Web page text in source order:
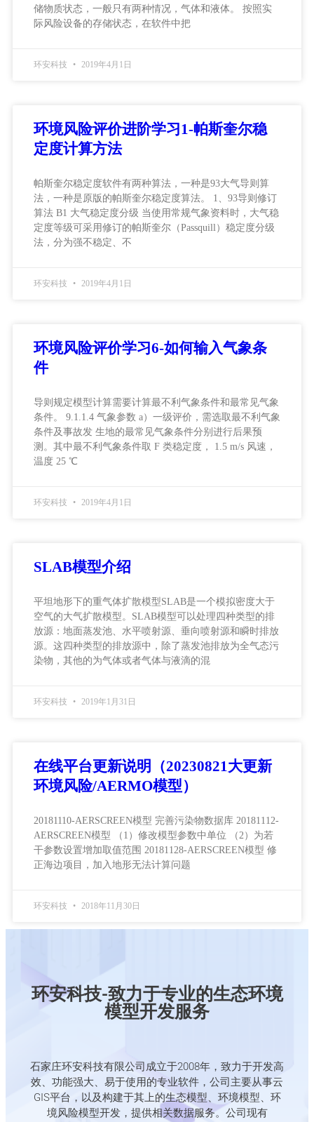
储物质状态，一般只有两种情况，气体和液体。 按照实
际风险设备的存储状态，在软件中把
环安科技 2019年4月1日
环境风险评价进阶学习1-帕斯奎尔稳
定度计算方法
帕斯奎尔稳定度软件有两种算法，一种是93大气导则算
法，一种是原版的帕斯奎尔稳定度算法。 1、93导则修订
算法 B1 大气稳定度分级 当使用常规气象资料时，大气稳
定度等级可采用修订的帕斯奎尔（Passquill）稳定度分级
法，分为强不稳定、不
环安科技 2019年4月1日
环境风险评价学习6-如何输入气象条
件
导则规定模型计算需要计算最不利气象条件和最常见气象
条件。 9.1.1.4 气象参数 a）一级评价，需选取最不利气象
条件及事故发 生地的最常见气象条件分别进行后果预
测。其中最不利气象条件取 F 类稳定度， 1.5 m/s 风速，
温度 25 ℃
环安科技 2019年4月1日
SLAB模型介绍
平坦地形下的重气体扩散模型SLAB是一个模拟密度大于
空气的大气扩散模型。SLAB模型可以处理四种类型的排
放源：地面蒸发池、水平喷射源、垂向喷射源和瞬时排放
源。这四种类型的排放源中，除了蒸发池排放为全气态污
染物，其他的为气体或者气体与液滴的混
环安科技 2019年1月31日
在线平台更新说明（20230821大更新
环境风险/AERMO模型）
20181110-AERSCREEN模型 完善污染物数据库 20181112-
AERSCREEN模型 （1）修改模型参数中单位 （2）为若
干参数设置增加取值范围 20181128-AERSCREEN模型 修
正海边项目，加入地形无法计算问题
环安科技 2018年11月30日
环安科技-致力于专业的生态环境
模型开发服务
石家庄环安科技有限公司成立于2008年，致力于开发高
效、功能强大、易于使用的专业软件，公司主要从事云
GIS平台，以及构建于其上的生态模型、环境模型、环
境风险模型开发，提供相关数据服务。公司现有